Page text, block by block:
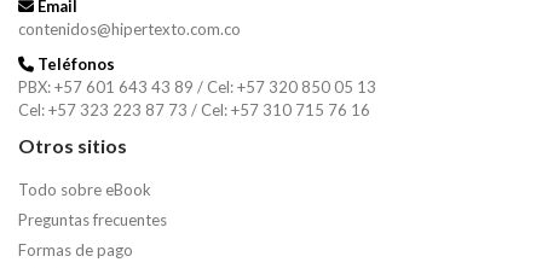
Email
contenidos@hipertexto.com.co
Teléfonos
PBX: +57 601 643 43 89 / Cel: +57 320 850 05 13
Cel: +57 323 223 87 73 / Cel: +57 310 715 76 16
Otros sitios
Todo sobre eBook
Preguntas frecuentes
Formas de pago